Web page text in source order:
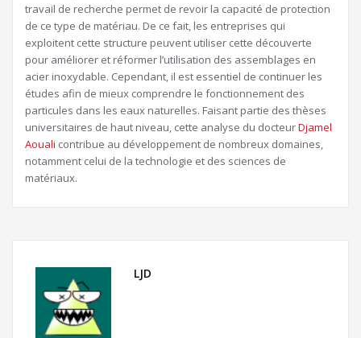
travail de recherche permet de revoir la capacité de protection
de ce type de matériau. De ce fait, les entreprises qui
exploitent cette structure peuvent utiliser cette découverte
pour améliorer et réformer l’utilisation des assemblages en
acier inoxydable. Cependant, il est essentiel de continuer les
études afin de mieux comprendre le fonctionnement des
particules dans les eaux naturelles. Faisant partie des thèses
universitaires de haut niveau, cette analyse du docteurDjamel
Aouali contribue au développement de nombreux domaines,
notamment celui de la technologie et des sciences de
matériaux.
LJD